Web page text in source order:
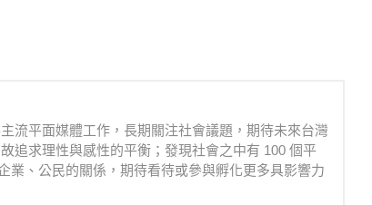
流平面媒體工作，長期關注社會議題，期待未來台灣
追求理性與感性的平衡；發現社會之中有 100 個平
業、公民的關係，期待看待或參與孵化更多具影響力